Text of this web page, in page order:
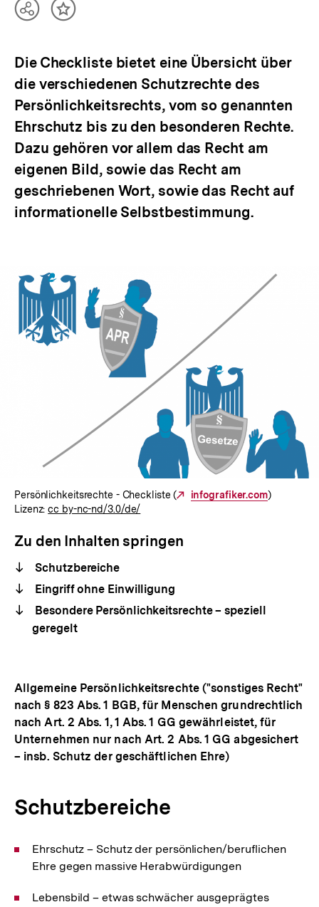
TeilenInhalt
Die Checkliste bietet eine Übersicht über
die verschiedenen Schutzrechte des
Persönlichkeitsrechts, vom so genannten
Ehrschutz bis zu den besonderen Rechte.
Dazu gehören vor allem das Recht am
eigenen Bild, sowie das Recht am
geschriebenen Wort, sowie das Recht auf
informationelle Selbstbestimmung.
Persönlichkeitsrechte - Checkliste (
Externer
infografiker.com)
Lizenz:cc by-nc-nd/3.0/de/
Zu den Inhalten springen
Schutzbereiche
Eingriff ohne Einwilligung
Besondere Persönlichkeitsrechte – speziell
geregelt
Allgemeine Persönlichkeitsrechte ("sonstiges Recht"
nach § 823 Abs. 1 BGB, für Menschen grundrechtlich
nach Art. 2 Abs. 1, 1 Abs. 1 GG gewährleistet, für
Unternehmen nur nach Art. 2 Abs. 1 GG abgesichert
– insb. Schutz der geschäftlichen Ehre)
Schutzbereiche
Ehrschutz – Schutz der persönlichen/beruflichen
Ehre gegen massive Herabwürdigungen
Lebensbild – etwas schwächer ausgeprägtes